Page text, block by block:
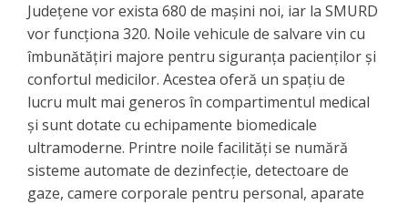
Județene vor exista 680 de mașini noi, iar la SMURD
vor funcționa 320. ​Noile vehicule de salvare vin cu
îmbunătățiri majore pentru siguranța pacienților și
confortul medicilor. Acestea oferă un spațiu de
lucru mult mai generos în compartimentul medical
și sunt dotate cu echipamente biomedicale
ultramoderne. Printre noile facilități se numără
sisteme automate de dezinfecție, detectoare de
gaze, camere corporale pentru personal, aparate